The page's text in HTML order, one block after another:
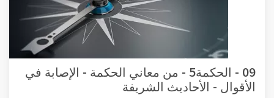
09 - الحكمة5 - من معاني الحكمة - الإصابة في
الأقوال - الأحاديث الشريفة